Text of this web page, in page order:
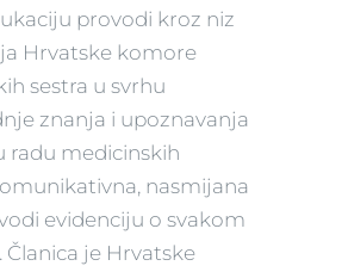
provodi kroz niz
Hrvatske komore
sestra u svrhu
znanja i upoznavanja
radu medicinskih
nasmijana
evidenciju o svakom
Članica je Hrvatske